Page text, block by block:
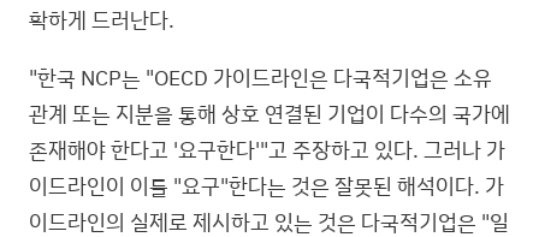
확하게 드러난다.
"한국 NCP는 "OECD 가이드라인은 다국적기업은 소유
관계 또는 지분을 통해 상호 연결된 기업이 다수의 국가에
존재해야 한다고 '요구한다'"고 주장하고 있다. 그러나 가
이드라인이 이를 "요구"한다는 것은 잘못된 해석이다. 가
이드라인의 실제로 제시하고 있는 것은 다국적기업은 "일